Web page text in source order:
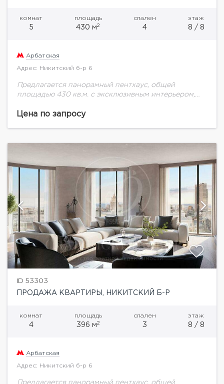
комнат
5
площадь
430 м2
спален
4
этаж
8 / 8
Арбатская
Адрес: Никитский б-р 6
Предлагается панорамный пентхаус, общей
площадью 430 кв.м. с эксклюзивным интерьером,
Кремль.«Никитский 6» – жилой дом de luxe класса,
Цена по запросу
ID 53303
ПРОДАЖА КВАРТИРЫ, НИКИТСКИЙ Б-Р
комнат
4
площадь
396 м2
спален
3
этаж
8 / 8
Арбатская
Адрес: Никитский б-р 6
Предлагается панорамный пентхаус, общей